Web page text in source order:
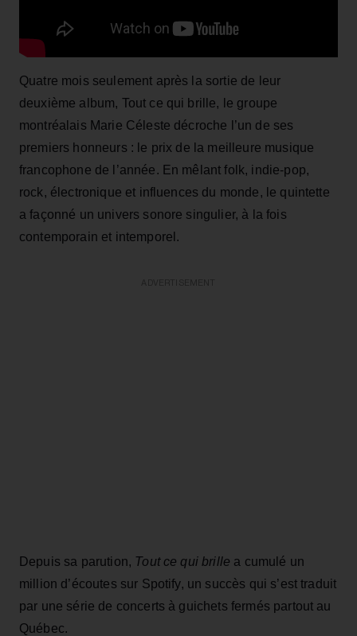
Quatre mois seulement après la sortie de leur
deuxième album, Tout ce qui brille, le groupe
montréalais Marie Céleste décroche l’un de ses
premiers honneurs : le prix de la meilleure musique
francophone de l’année. En mêlant folk, indie‑pop,
rock, électronique et influences du monde, le quintette
a façonné un univers sonore singulier, à la fois
contemporain et intemporel.
Depuis sa parution, Tout ce qui brille a cumulé un
million d’écoutes sur Spotify, un succès qui s’est traduit
par une série de concerts à guichets fermés partout au
Québec.